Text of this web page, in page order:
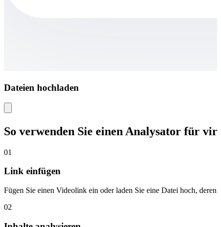
Dateien hochladen
So verwenden Sie einen Analysator für
01
Link einfügen
Fügen Sie einen Videolink ein oder laden Sie eine Datei hoch,
02